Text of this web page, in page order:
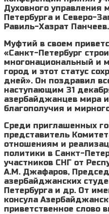
Духовного управления
Петербурга и Северо-
Равиль-Хазрат Панчеев.
Муфтий в своем
«Санкт-Петербург
многонациональный и
город и этот статус
дней». Он поздравил
наступающим 31
азербайджанцев мира
благополучия и
Среди приглашенных
представитель
отношениям и
политики в Санкт-
участников СНГ от
А.М. Джафаров,
азербайджанских
Петербурга и др. От
консула
приветственное слово